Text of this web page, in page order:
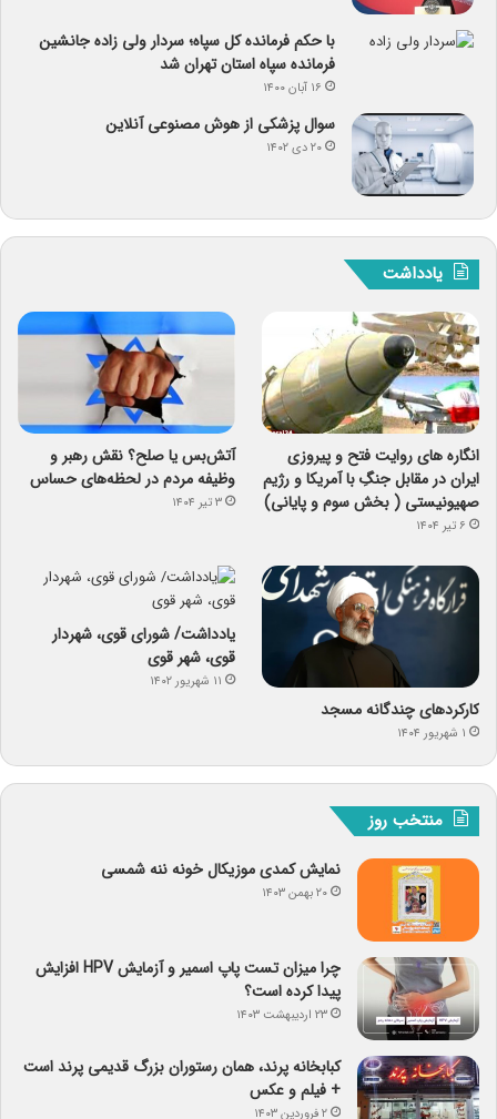
با حکم فرمانده کل سپاه؛ سردار ولی زاده جانشین
فرمانده سپاه استان تهران شد
۱۶ آبان ۱۴۰۰
سوال پزشکی از هوش مصنوعی آنلاین
۲۰ دی ۱۴۰۲
یادداشت
انگاره های روایت فتح و پیروزی
ایران در مقابل جنگِ با آمریکا و رژیم
صهیونیستی ( بخش سوم و پایانی)
۶ تیر ۱۴۰۴
آتش‌بس یا صلح؟ نقش رهبر و
وظیفه مردم در لحظه‌های حساس
۳ تیر ۱۴۰۴
کارکردهای چندگانه مسجد
۱ شهریور ۱۴۰۴
یادداشت/ شورای قوی، شهردار
قوی، شهر قوی
۱۱ شهریور ۱۴۰۲
منتخب روز
نمایش کمدی موزیکال خونه ننه شمسی
۲۰ بهمن ۱۴۰۳
چرا میزان تست پاپ اسمیر و آزمایش HPV افزایش
پیدا کرده است؟
۲۳ اردیبهشت ۱۴۰۳
کبابخانه پرند، همان رستوران بزرگ قدیمی پرند است
+ فیلم و عکس
۲ فروردین ۱۴۰۳